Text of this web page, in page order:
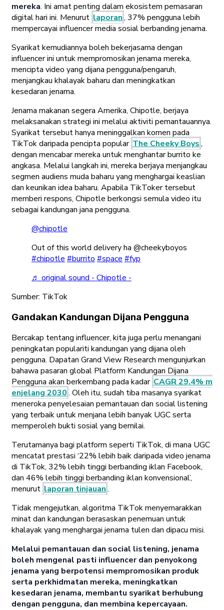
mereka. Ini amat penting dalam ekosistem pemasaran
digital hari ini. Menurut laporan, 37% pengguna lebih
mempercayai influencer media sosial berbanding jenama.
Syarikat kemudiannya boleh bekerjasama dengan
influencer ini untuk mempromosikan jenama mereka,
mencipta video yang dijana pengguna/pengaruh,
menjangkau khalayak baharu dan meningkatkan
kesedaran jenama.
Jenama makanan segera Amerika, Chipotle, berjaya
melaksanakan strategi ini melalui aktiviti pemantauannya.
Syarikat tersebut hanya meninggalkan komen pada
TikTok daripada pencipta popular The Cheeky Boys,
dengan mencabar mereka untuk menghantar burrito ke
angkasa. Melalui langkah ini, mereka berjaya menjangkau
segmen audiens muda baharu yang menghargai keaslian
dan keunikan idea baharu. Apabila TikToker tersebut
memberi respons, Chipotle berkongsi semula video itu
sebagai kandungan jana pengguna.
@chipotle
Out of this world delivery ha @cheekyboyos
#chipotle #burrito #space #fyp
♬ original sound - Chipotle -
Sumber: TikTok
Gandakan Kandungan Dijana Pengguna
Bercakap tentang influencer, kita juga perlu menangani
peningkatan populariti kandungan yang dijana oleh
pengguna. Dapatan Grand View Research mengunjurkan
bahawa pasaran global Platform Kandungan Dijana
Pengguna akan berkembang pada kadar CAGR 29.4% m
enjelang 2030. Oleh itu, sudah tiba masanya syarikat
meneroka penyelesaian pemantauan dan social listening
yang terbaik untuk menjana lebih banyak UGC serta
memperoleh bukti sosial yang bernilai.
Terutamanya bagi platform seperti TikTok, di mana UGC
mencatat prestasi ‘22% lebih baik daripada video jenama
di TikTok, 32% lebih tinggi berbanding iklan Facebook,
dan 46% lebih tinggi berbanding iklan konvensional’,
menurut laporan tinjauan.
Tidak mengejutkan, algoritma TikTok menyemarakkan
minat dan kandungan berasaskan penemuan untuk
khalayak yang menghargai jenama tulen dan dipacu misi.
Melalui pemantauan dan social listening, jenama
boleh mengenal pasti influencer dan penyokong
jenama yang berpotensi mempromosikan produk
serta perkhidmatan mereka, meningkatkan
kesedaran jenama, membantu syarikat berhubung
dengan pengguna, dan membina kepercayaan.